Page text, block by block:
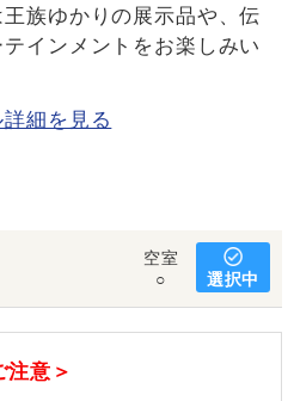
族ゆかりの展示品や、伝
インメントをお楽しみい
細を見る
空室
○
選択中
注意＞